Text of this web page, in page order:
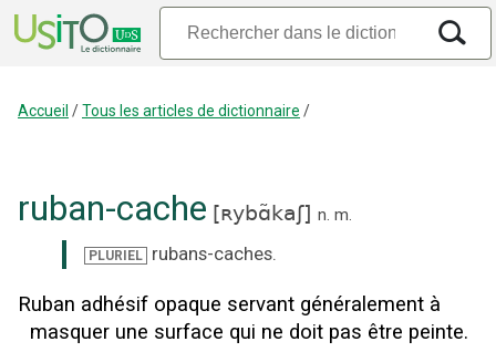
Accueil /Tous les articles de dictionnaire /
ruban-cache [ʀybɑ̃kaʃ] n. m.
PLURIEL rubans-caches.
Ruban adhésif opaque servant généralement à
masquer une surface qui ne doit pas être peinte.